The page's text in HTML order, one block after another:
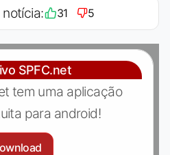
31 5
SPFC.net
tem uma aplicação
para android!